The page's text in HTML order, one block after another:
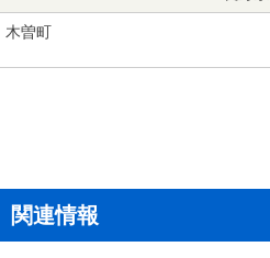
木曽町
関連情報